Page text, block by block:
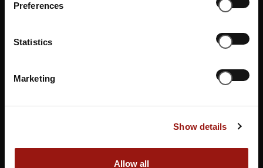
Preferences
Statistics
Marketing
Show details
Allow all